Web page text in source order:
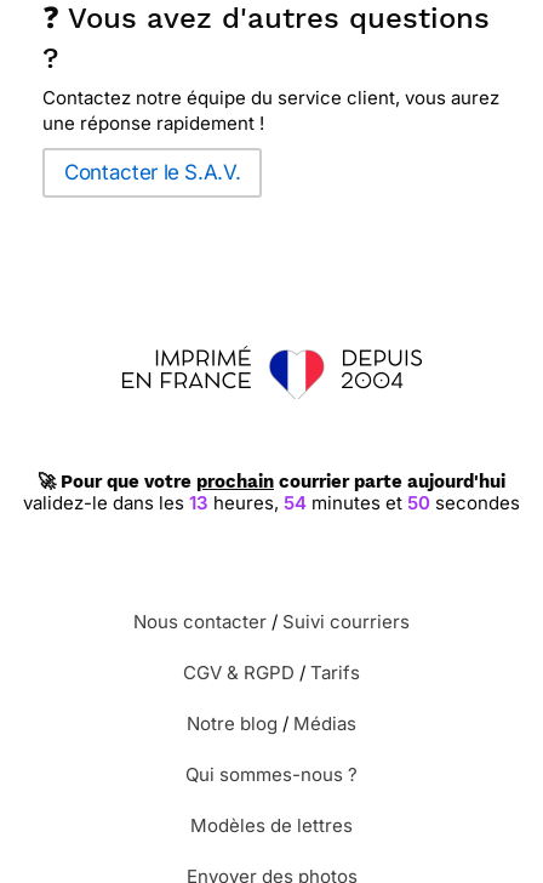
❓ Vous avez d'autres questions
?
Contactez notre équipe du service client, vous aurez
une réponse rapidement !
Contacter le S.A.V.
🚀 Pour que votre prochain courrier parte aujourd'hui
validez-le dans les 13 heures, 54minutes et 49 secondes
Nous contacter / Suivi courriers
CGV & RGPD / Tarifs
Notre blog / Médias
Qui sommes-nous ?
Modèles de lettres
Envoyer des photos